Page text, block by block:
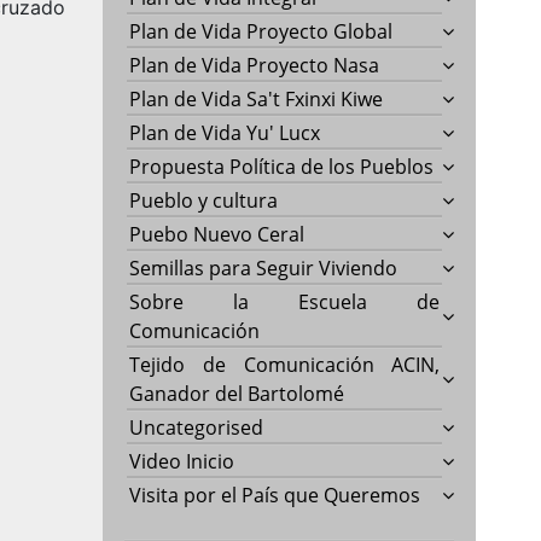
Plan de Vida Proyecto Global
Plan de Vida Proyecto Nasa
Plan de Vida Sa't Fxinxi Kiwe
Plan de Vida Yu' Lucx
Propuesta Política de los Pueblos
Pueblo y cultura
Puebo Nuevo Ceral
Semillas para Seguir Viviendo
Sobre la Escuela de
Comunicación
Tejido de Comunicación ACIN,
Ganador del Bartolomé
Uncategorised
Video Inicio
Visita por el País que Queremos